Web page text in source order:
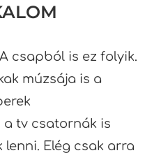
A csapból is ez folyik.
múzsája is a
tv csatornák is
lenni. Elég csak arra